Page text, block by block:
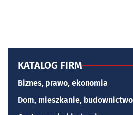
KATALOG FIRM
Biznes, prawo, ekonomia
Dom, mieszkanie, budownictwo